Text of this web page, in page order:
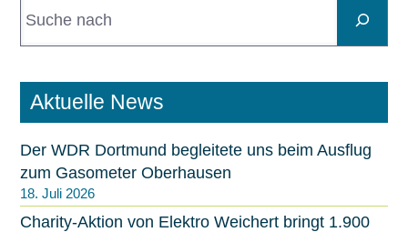
u
c
Aktuelle News
Der WDR Dortmund begleitete uns beim Ausflug
zum Gasometer Oberhausen
18. Juli 2026
Charity-Aktion von Elektro Weichert bringt 1.900